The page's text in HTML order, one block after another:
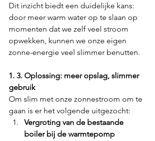
Dit inzicht biedt een duidelijke kans:
door meer warm water op te slaan op
momenten dat we zelf veel stroom
opwekken, kunnen we onze eigen
zonne-energie veel slimmer benutten.
1. 3. Oplossing: meer opslag, slimmer
gebruik
Om slim met onze zonnestroom om te
gaan is er het volgende uitgezocht:
Vergroting van de bestaande
boiler bij de warmtepomp